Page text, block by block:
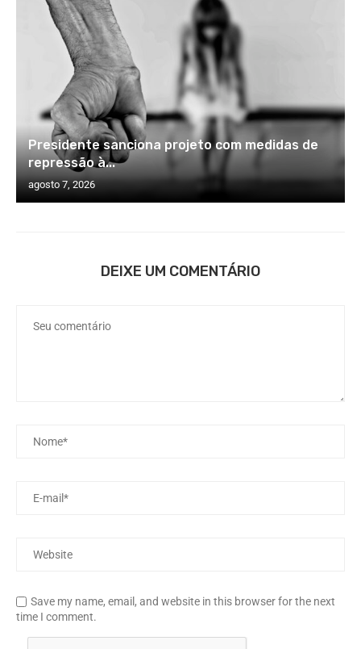
Presidente sanciona projeto com medidas de
repressão à...
agosto 7, 2026
DEIXE UM COMENTÁRIO
Save my name, email, and website in this browser for the next
time I comment.